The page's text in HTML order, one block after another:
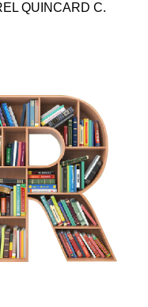
QUINCARD C.